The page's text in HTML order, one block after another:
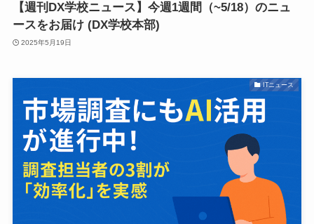
【週刊DX学校ニュース】今週1週間（~5/18）のニュ
ースをお届け (DX学校本部)
2025年5月19日
ITニュース